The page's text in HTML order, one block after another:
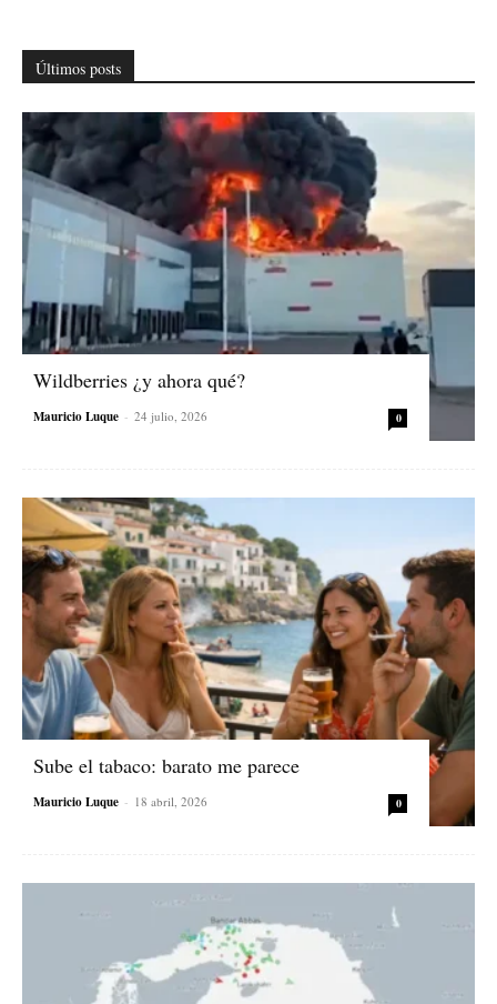
Últimos posts
Wildberries ¿y ahora qué?
Mauricio Luque - 24 julio, 2026 0
Sube el tabaco: barato me parece
Mauricio Luque - 18 abril, 2026 0